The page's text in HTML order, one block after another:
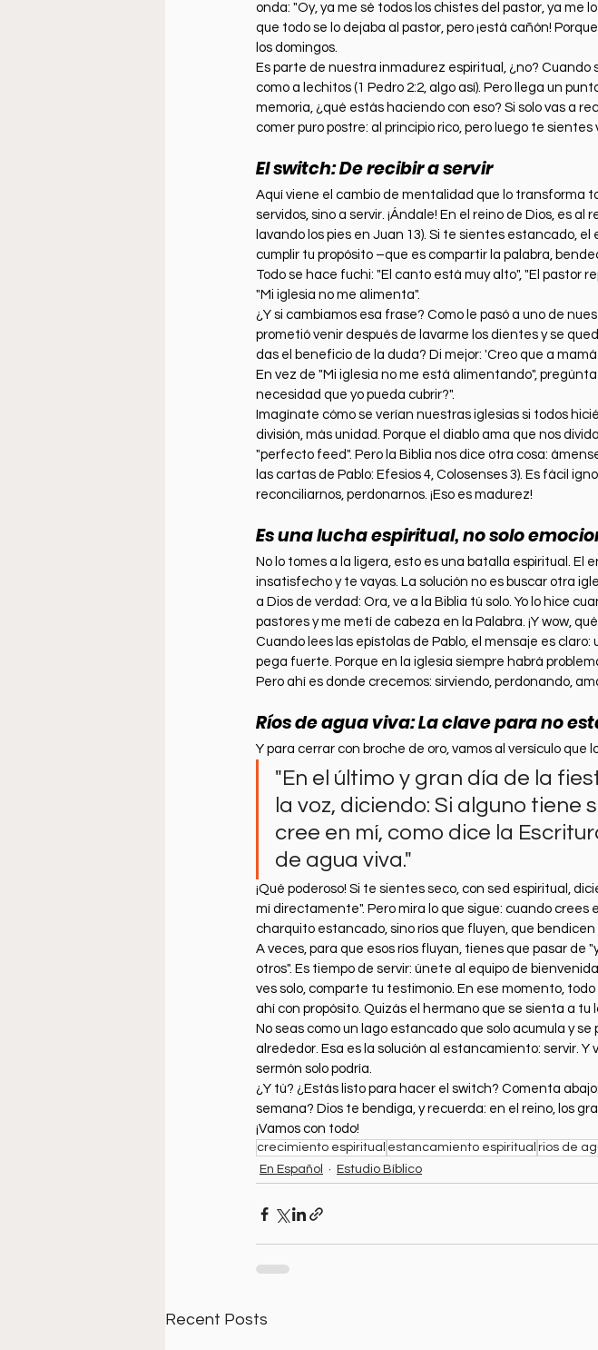
onda: "Oy, ya me sé todos los chistes del pastor, ya me
que todo se lo dejaba al pastor, pero ¡está cañón!
los domingos.
Es parte de nuestra inmadurez espiritual, ¿no? Cuando
como a lechitos (1 Pedro 2:2, algo así). Pero llega un
memoria, ¿qué estás haciendo con eso? Si solo vas a
comer puro postre: al principio rico, pero luego te sientes
El switch: De recibir a servir
Aquí viene el cambio de mentalidad que lo transforma
servidos, sino a servir. ¡Ándale! En el reino de Dios, es
lavando los pies en Juan 13). Si te sientes estancado,
cumplir tu propósito –que es compartir la palabra,
Todo se hace fuchi: "El canto está muy alto", "El pastor
"Mi iglesia no me alimenta".
¿Y si cambiamos esa frase? Como le pasó a uno de
prometió venir después de lavarme los dientes y se
das el beneficio de la duda? Di mejor: 'Creo que a
En vez de "Mi iglesia no me está alimentando",
necesidad que yo pueda cubrir?".
Imagínate cómo se verían nuestras iglesias si todos
división, más unidad. Porque el diablo ama que nos
"perfecto feed". Pero la Biblia nos dice otra cosa:
las cartas de Pablo: Efesios 4, Colosenses 3). Es fácil
reconciliarnos, perdonarnos. ¡Eso es madurez!
Es una lucha espiritual, no solo
No lo tomes a la ligera, esto es una batalla espiritual. El
insatisfecho y te vayas. La solución no es buscar otra
a Dios de verdad: Ora, ve a la Biblia tú solo. Yo lo hice
pastores y me metí de cabeza en la Palabra. ¡Y wow,
Cuando lees las epístolas de Pablo, el mensaje es
pega fuerte. Porque en la iglesia siempre habrá
Pero ahí es donde crecemos: sirviendo, perdonando,
Ríos de agua viva: La clave para no
Y para cerrar con broche de oro, vamos al versículo que
"En el último y gran día de la
la voz, diciendo: Si alguno tiene
cree en mí, como dice la
de agua viva."
¡Qué poderoso! Si te sientes seco, con sed espiritual,
mí directamente". Pero mira lo que sigue: cuando crees
charquito estancado, sino ríos que fluyen, que bendicen
A veces, para que esos ríos fluyan, tienes que pasar
otros". Es tiempo de servir: únete al equipo de
ves solo, comparte tu testimonio. En ese momento,
ahí con propósito. Quizás el hermano que se sienta a tu
No seas como un lago estancado que solo acumula y
alrededor. Esa es la solución al estancamiento: servir.
sermón solo podría.
¿Y tú? ¿Estás listo para hacer el switch? Comenta
semana? Dios te bendiga, y recuerda: en el reino, los
¡Vamos con todo!
crecimiento espiritual estancamiento espiritual rios de
En Español
Estudio Bíblico
Recent Posts